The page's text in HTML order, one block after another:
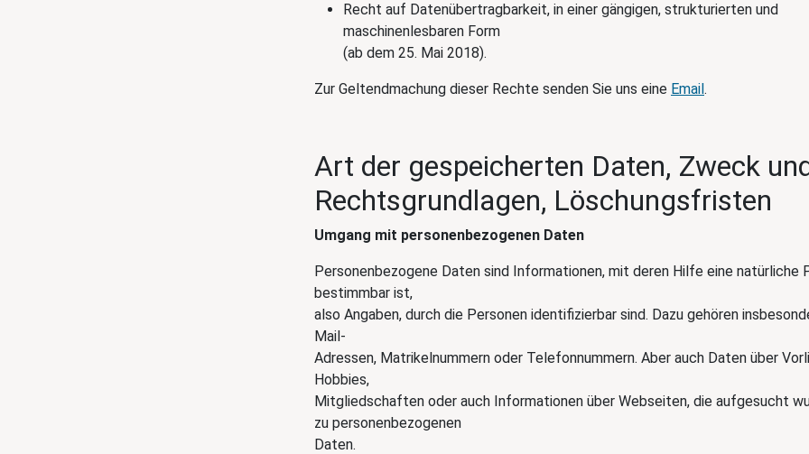
Recht auf Datenübertragbarkeit, in einer gängigen, strukturierten und
maschinenlesbaren Form
(ab dem 25. Mai 2018).
Zur Geltendmachung dieser Rechte senden Sie uns eine Email.
Art der gespeicherten Daten, Zweck
Rechtsgrundlagen, Löschungsfristen
Umgang mit personenbezogenen Daten
Personenbezogene Daten sind Informationen, mit deren Hilfe eine natürliche
bestimmbar ist,
also Angaben, durch die Personen identifizierbar sind. Dazu gehören
Mail-
Adressen, Matrikelnummern oder Telefonnummern. Aber auch Daten über
Hobbies,
Mitgliedschaften oder auch Informationen über Webseiten, die aufgesucht
zu personenbezogenen
Daten.